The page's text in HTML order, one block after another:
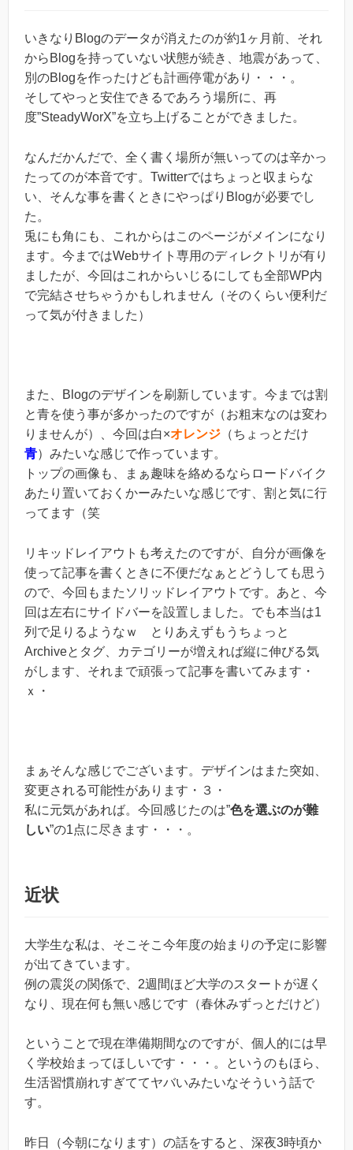
いきなりBlogのデータが消えたのが約1ヶ月前、それ
からBlogを持っていない状態が続き、地震があって、
別のBlogを作ったけども計画停電があり・・・。
そしてやっと安住できるであろう場所に、再
度”SteadyWorX”を立ち上げることができました。
なんだかんだで、全く書く場所が無いってのは辛かっ
たってのが本音です。Twitterではちょっと収まらな
い、そんな事を書くときにやっぱりBlogが必要でし
た。
兎にも角にも、これからはこのページがメインになり
ます。今まではWebサイト専用のディレクトリが有り
ましたが、今回はこれからいじるにしても全部WP内
で完結させちゃうかもしれません（そのくらい便利だ
って気が付きました）
また、Blogのデザインを刷新しています。今までは割
と青を使う事が多かったのですが（お粗末なのは変わ
りませんが）、今回は白×オレンジ （ちょっとだけ
青）みたいな感じで作っています。
トップの画像も、まぁ趣味を絡めるならロードバイク
あたり置いておくかーみたいな感じです、割と気に行
ってます（笑
リキッドレイアウトも考えたのですが、自分が画像を
使って記事を書くときに不便だなぁとどうしても思う
ので、今回もまたソリッドレイアウトです。あと、今
回は左右にサイドバーを設置しました。でも本当は1
列で足りるようなｗ とりあえずもうちょっと
Archiveとタグ、カテゴリーが増えれば縦に伸びる気
がします、それまで頑張って記事を書いてみます・
ｘ・
まぁそんな感じでございます。デザインはまた突如、
変更される可能性があります・３・
私に元気があれば。今回感じたのは”色を選ぶのが難
しい”の1点に尽きます・・・。
近状
大学生な私は、そこそこ今年度の始まりの予定に影響
が出てきています。
例の震災の関係で、2週間ほど大学のスタートが遅く
なり、現在何も無い感じです（春休みずっとだけど）
ということで現在準備期間なのですが、個人的には早
く学校始まってほしいです・・・。というのもほら、
生活習慣崩れすぎててヤバいみたいなそういう話で
す。
昨日（今朝になります）の話をすると、深夜3時頃か